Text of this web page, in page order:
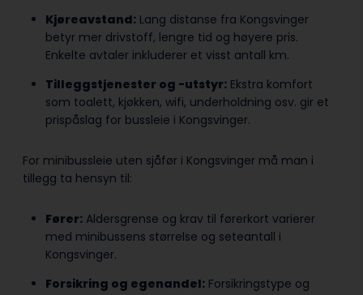
Kjøreavstand: Lang distanse fra Kongsvinger
betyr mer drivstoff, lengre tid og høyere pris.
Enkelte avtaler inkluderer et visst antall km.
Tilleggstjenester og -utstyr: Ekstra komfort
som toalett, kjøkken, wifi, underholdning osv. gir et
prispåslag for bussleie i Kongsvinger.
For minibussleie uten sjåfør i Kongsvinger må man i
tillegg ta hensyn til:
Fører: Aldersgrense og krav til førerkort varierer
med minibussens størrelse og seteantall i
Kongsvinger.
Forsikring og egenandel: Forsikringstype og